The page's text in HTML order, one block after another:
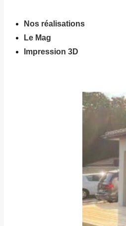
Nos réalisations
Le Mag
Impression 3D